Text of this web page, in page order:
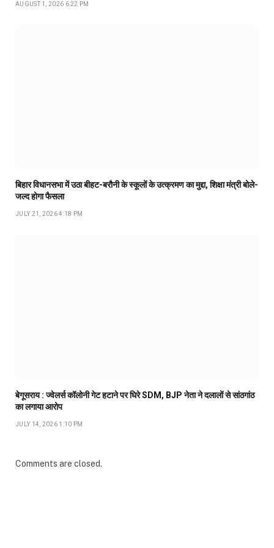
AUGUST 1, 2026 6:22 PM
बिहार विधानसभा में उठा बीहट-बरौनी के स्कूलों के उत्क्रमण का मुद्दा, शिक्षा मंत्री बोले-
जल्द होगा फैसला
JULY 21, 2026 4:18 PM
बेगूसराय : ज्वेलर्स कॉलोनी गेट हटाने पर घिरे SDM, BJP नेता ने दलालों से सांठगांठ
का लगाया आरोप
JULY 14, 2026 1:10 PM
Comments are closed.